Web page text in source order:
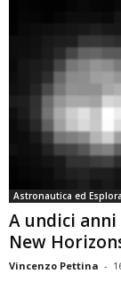
Astronautica ed
A undici
New
Vincenzo Pettina -